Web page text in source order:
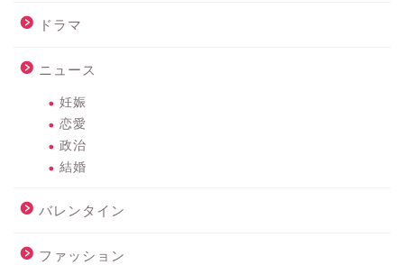
ドラマ
ニュース
妊娠
恋愛
政治
結婚
バレンタイン
ファッション